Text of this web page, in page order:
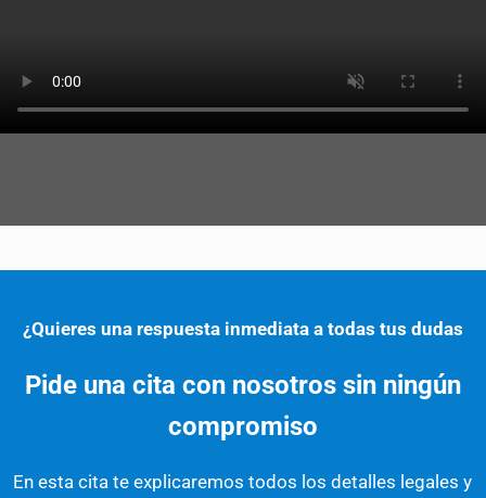
¿Quieres una respuesta inmediata a todas tus dudas
Pide una cita con nosotros sin ningún
compromiso
En esta cita te explicaremos todos los detalles legales y